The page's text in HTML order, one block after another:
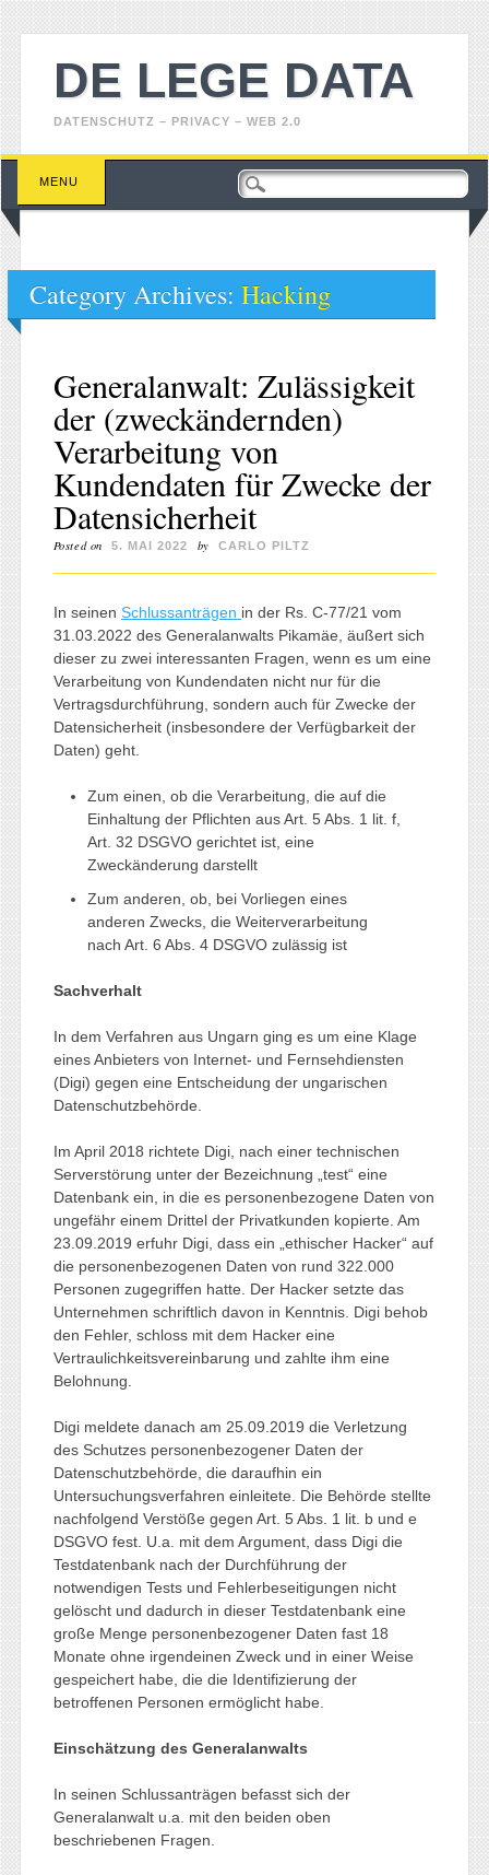
DE LEGE DATA
DATENSCHUTZ – PRIVACY – WEB 2.0
Main menu
Skip
content
MENU
Category Archives: Hacking
Generalanwalt: Zulässigkeit
der (zweckändernden)
Verarbeitung von
Kundendaten für Zwecke der
Datensicherheit
Posted on 5. MAI 2022 by CARLO PILTZ
In seinen Schlussanträgen in der Rs. C-77/21 vom
31.03.2022 des Generalanwalts Pikamäe, äußert sich
dieser zu zwei interessanten Fragen, wenn es um eine
Verarbeitung von Kundendaten nicht nur für die
Vertragsdurchführung, sondern auch für Zwecke der
Datensicherheit (insbesondere der Verfügbarkeit der
Daten) geht.
Zum einen, ob die Verarbeitung, die auf die
Einhaltung der Pflichten aus Art. 5 Abs. 1 lit. f,
Art. 32 DSGVO gerichtet ist, eine
Zweckänderung darstellt
Zum anderen, ob, bei Vorliegen eines
anderen Zwecks, die Weiterverarbeitung
nach Art. 6 Abs. 4 DSGVO zulässig ist
Sachverhalt
In dem Verfahren aus Ungarn ging es um eine Klage
eines Anbieters von Internet- und Fernsehdiensten
(Digi) gegen eine Entscheidung der ungarischen
Datenschutzbehörde.
Im April 2018 richtete Digi, nach einer technischen
Serverstörung unter der Bezeichnung „test“ eine
Datenbank ein, in die es personenbezogene Daten von
ungefähr einem Drittel der Privatkunden kopierte. Am
23.09.2019 erfuhr Digi, dass ein „ethischer Hacker“ auf
die personenbezogenen Daten von rund 322.000
Personen zugegriffen hatte. Der Hacker setzte das
Unternehmen schriftlich davon in Kenntnis. Digi behob
den Fehler, schloss mit dem Hacker eine
Vertraulichkeitsvereinbarung und zahlte ihm eine
Belohnung.
Digi meldete danach am 25.09.2019 die Verletzung
des Schutzes personenbezogener Daten der
Datenschutzbehörde, die daraufhin ein
Untersuchungsverfahren einleitete. Die Behörde stellte
nachfolgend Verstöße gegen Art. 5 Abs. 1 lit. b und e
DSGVO fest. U.a. mit dem Argument, dass Digi die
Testdatenbank nach der Durchführung der
notwendigen Tests und Fehlerbeseitigungen nicht
gelöscht und dadurch in dieser Testdatenbank eine
große Menge personenbezogener Daten fast 18
Monate ohne irgendeinen Zweck und in einer Weise
gespeichert habe, die die Identifizierung der
betroffenen Personen ermöglicht habe.
Einschätzung des Generalanwalts
In seinen Schlussanträgen befasst sich der
Generalanwalt u.a. mit den beiden oben
beschriebenen Fragen.